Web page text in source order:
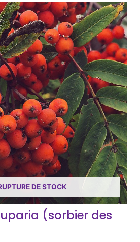
DE STOCK
(sorbier des